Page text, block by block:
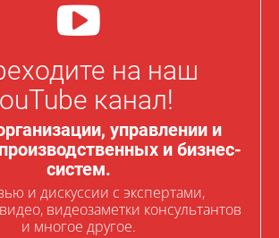
на наш
канал!
управлении и
и бизнес-
систем.
и дискуссии с экспертами,
видеозаметки консультантов
и многое другое.